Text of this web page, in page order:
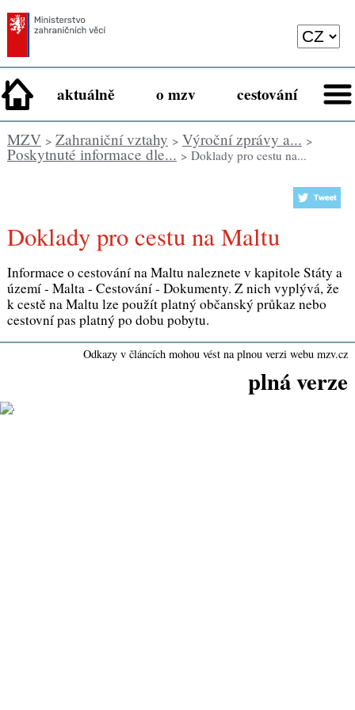
aktuálně o mzv cestování
MZV> Zahraniční vztahy > Výroční zprávy a... >
Poskytnuté informace dle... > Doklady pro cestu na...
Doklady pro cestu na Maltu
Informace o cestování na Maltu naleznete v kapitole Státy a
území - Malta - Cestování - Dokumenty. Z nich vyplývá, že
k cestě na Maltu lze použít platný občanský průkaz nebo
cestovní pas platný po dobu pobytu.
Odkazy v článcích mohou vést na plnou verzi webu mzv.cz
plná verze